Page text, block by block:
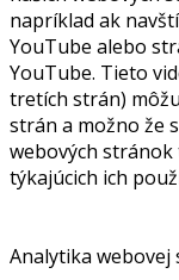
napríklad ak
YouTube alebo
YouTube. Tieto
tretích strán)
strán a možno že
webových
týkajúcich ich
Analytika webovej